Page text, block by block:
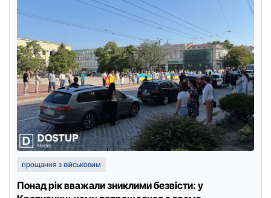
прощання з військовим
Понад рік вважали зниклими безвісти: у